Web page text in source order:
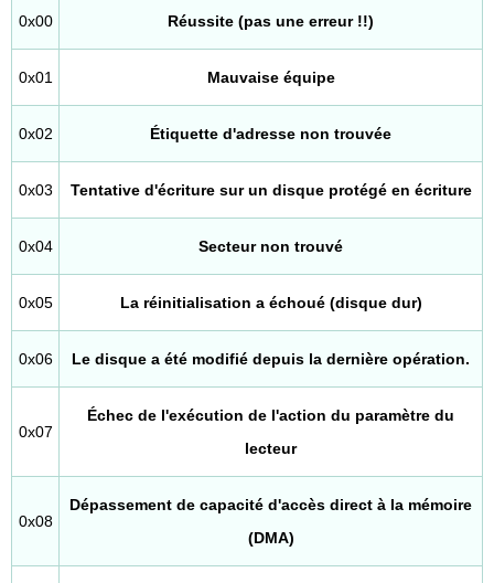
0x00 Réussite (pas une erreur !!)
0x01 Mauvaise équipe
0x02 Étiquette d'adresse non trouvée
0x03 Tentative d'écriture sur un disque protégé en écriture
0x04 Secteur non trouvé
0x05 La réinitialisation a échoué (disque dur)
0x06 Le disque a été modifié depuis la dernière opération.
0x07
Échec de l'exécution de l'action du paramètre du
lecteur
0x08
Dépassement de capacité d'accès direct à la mémoire
(DMA)